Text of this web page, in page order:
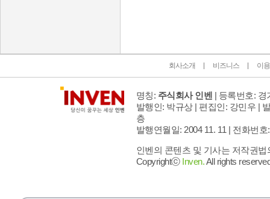
회사소개 비즈니스 이
명칭: 주식회사 인벤 | 등록번호: 경
발행인: 박규상 | 편집인: 강민우 |
층
발행연월일: 2004 11. 11 | 전화번호
인벤의 콘텐츠 및 기사는 저작권
Copyrightⓒ Inven.All rights